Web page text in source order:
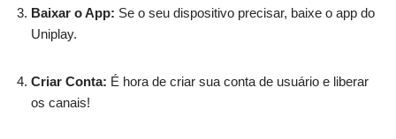
Baixar o App: Se o seu dispositivo precisar, baixe o app do
Uniplay.
Criar Conta: É hora de criar sua conta de usuário e liberar
os canais!